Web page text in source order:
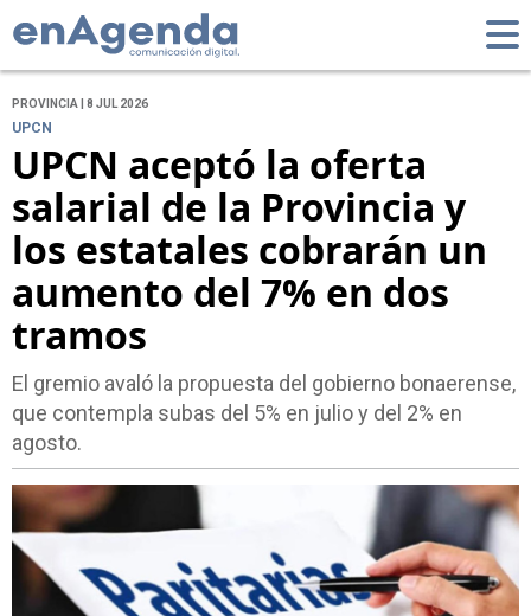
PROVINCIA | 8 JUL 2026
UPCN
UPCN aceptó la oferta
salarial de la Provincia y
los estatales cobrarán un
aumento del 7% en dos
tramos
El gremio avaló la propuesta del gobierno bonaerense,
que contempla subas del 5% en julio y del 2% en
agosto.